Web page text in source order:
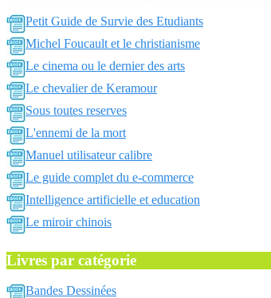
Petit Guide de Survie des Etudiants
Michel Foucault et le christianisme
Le cinema ou le dernier des arts
Le chevalier de Keramour
Sous toutes reserves
L'ennemi de la mort
Manuel utilisateur calibre
Le guide complet du e-commerce
Intelligence artificielle et education
Le miroir chinois
Livres par catégorie
Bandes Dessinées